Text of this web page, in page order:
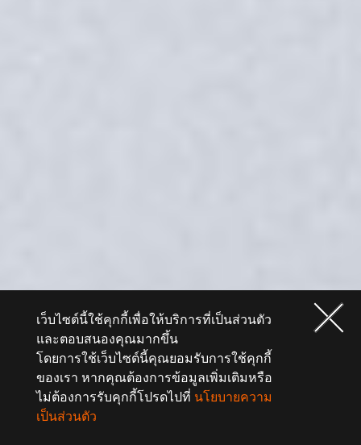
เว็บไซต์นี้ใช้คุกกี้เพื่อให้บริการที่เป็นส่วนตัว
และตอบสนองคุณมากขึ้น
โดยการใช้เว็บไซต์นี้คุณยอมรับการใช้คุกกี้
ของเรา หากคุณต้องการข้อมูลเพิ่มเติมหรือ
ไม่ต้องการรับคุกกี้โปรดไปที่ นโยบายความ
เป็นส่วนตัว